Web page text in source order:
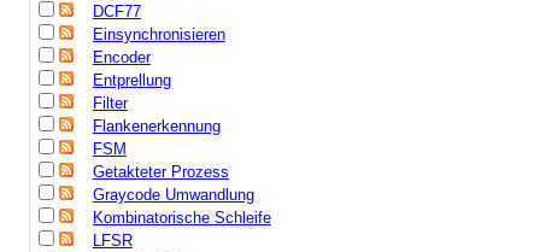
DCF77
Einsynchronisieren
Encoder
Entprellung
Filter
Flankenerkennung
FSM
Getakteter Prozess
Graycode Umwandlung
Kombinatorische Schleife
LFSR